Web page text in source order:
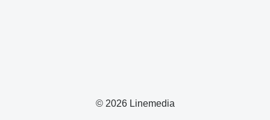
© 2026 Linemedia